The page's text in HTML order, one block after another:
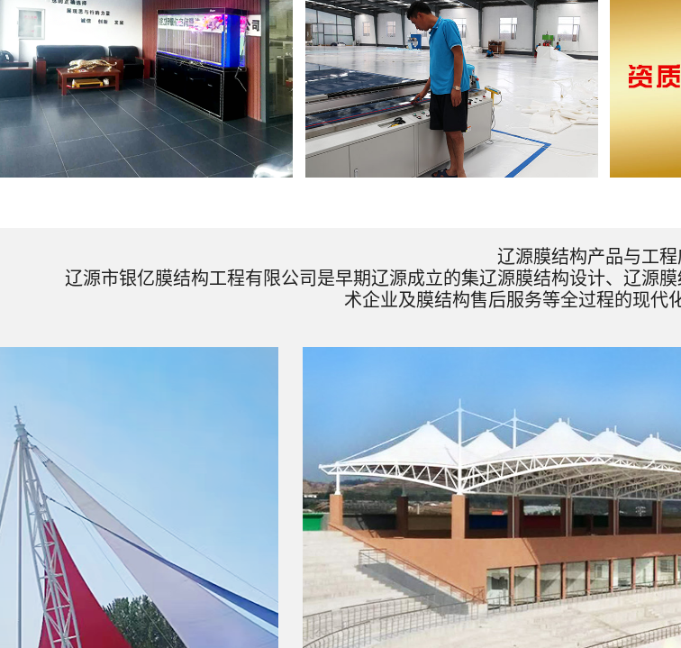
辽源膜结构产品与工程
辽源市银亿膜结构工程有限公司是早期辽源成立的集辽源膜结构设计、辽源
术企业及膜结构售后服务等全过程的现代